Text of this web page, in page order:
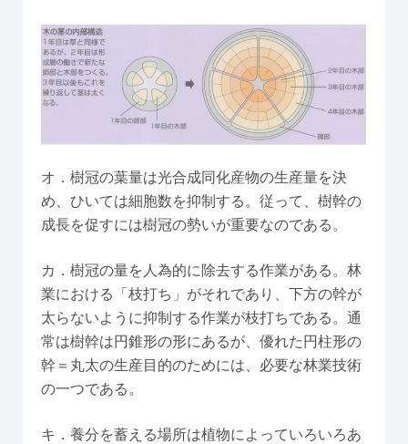
オ．樹冠の葉量は光合成同化産物の生産量を決
め、ひいては細胞数を抑制する。従って、樹幹の
成長を促すには樹冠の勢いが重要なのである。
カ．樹冠の量を人為的に除去する作業がある。林
業における「枝打ち」がそれであり、下方の幹が
太らないように抑制する作業が枝打ちである。通
常は樹幹は円錐形の形にあるが、優れた円柱形の
幹＝丸太の生産目的のためには、必要な林業技術
の一つである。
キ．養分を蓄える場所は植物によっていろいろあ